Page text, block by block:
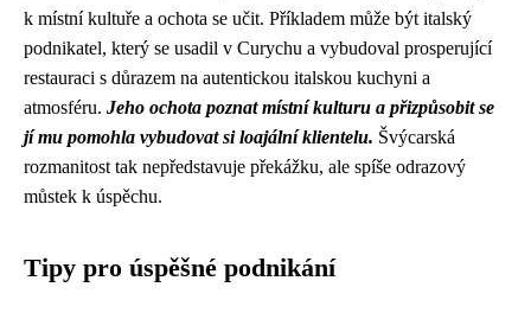
k místní kultuře a ochota se učit. Příkladem může být italský
podnikatel, který se usadil v Curychu a vybudoval prosperující
restauraci s důrazem na autentickou italskou kuchyni a
atmosféru. Jeho ochota poznat místní kulturu a přizpůsobit se
jí mu pomohla vybudovat si loajální klientelu. Švýcarská
rozmanitost tak nepředstavuje překážku, ale spíše odrazový
můstek k úspěchu.
Tipy pro úspěšné podnikání